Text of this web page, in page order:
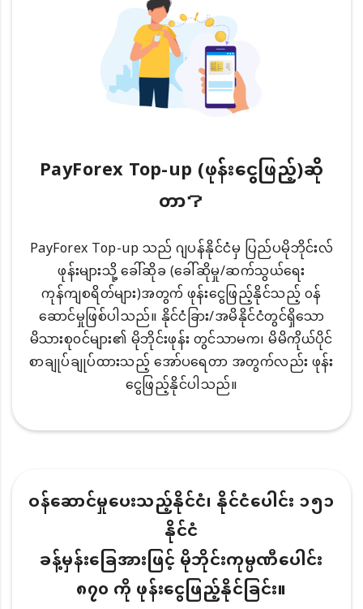
PayForex Top-up (ဖုန်းငွေဖြည့်)ဆို
တာ？
PayForex Top-up သည် ဂျပန်နိုင်ငံမှ ပြည်ပမိုဘိုင်းလ်
ဖုန်းများသို့ ခေါ်ဆိုခ (ခေါ်ဆိုမှု/ဆက်သွယ်ရေး
ကုန်ကျစရိတ်များ)အတွက် ဖုန်းငွေဖြည့်နိုင်သည့် ၀န်
ဆောင်မှုဖြစ်ပါသည်။ နိုင်ငံခြား/အမိနိုင်ငံတွင်ရှိသော
မိသားစု၀င်များ၏ မိုဘိုင်းဖုန်း တွင်သာမက၊ မိမိကိုယ်ပိုင်
စာချုပ်ချုပ်ထားသည့် အော်ပရေတာ အတွက်လည်း ဖုန်း
ငွေဖြည့်နိုင်ပါသည်။
ဝန်ဆောင်မှုပေးသည့်နိုင်ငံ၊ နိုင်ငံပေါင်း ၁၅၁
နိုင်ငံ
ခန့်မှန်းခြေအားဖြင့် မိုဘိုင်းကုမ္ပဏီပေါင်း
၈၇၀ ကို ဖုန်းငွေဖြည့်နိုင်ခြင်း။